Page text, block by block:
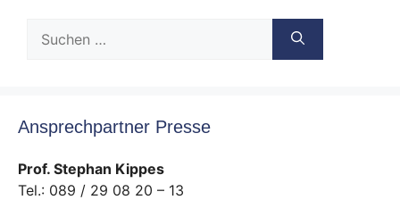
nach:
Ansprechpartner Presse
Prof. Stephan Kippes
Tel.: 089 / 29 08 20 – 13